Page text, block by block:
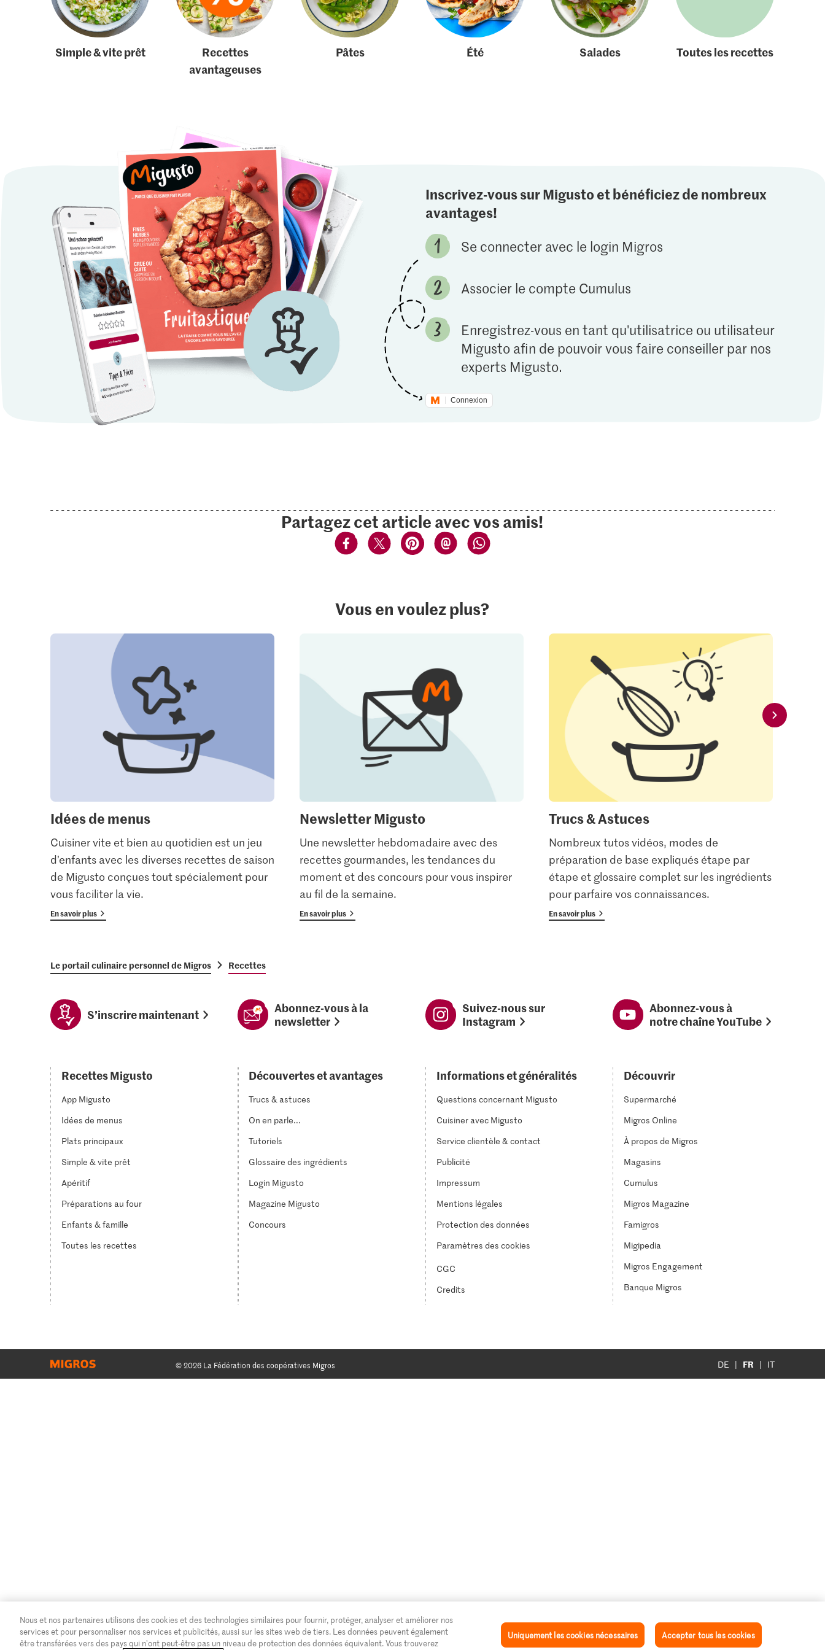
Simple & vite prêt
Recettes
avantageuses
Pâtes Été Salades Toutes les recettes
Inscrivez-vous sur Migusto et bénéficiez de nombreux
avantages!
Se connecter avec le login Migros
Associer le compte Cumulus
Enregistrez-vous en tant qu'utilisatrice ou utilisateur
Migusto afin de pouvoir vous faire conseiller par nos
experts Migusto.
Connexion
Partagez cet article avec vos amis!
Vous en voulez plus?
Idées de menus
Cuisiner vite et bien au quotidien est un jeu
d’enfants avec les diverses recettes de saison
de Migusto conçues tout spécialement pour
vous faciliter la vie.
En savoir plus
Newsletter Migusto
Une newsletter hebdomadaire avec des
recettes gourmandes, les tendances du
moment et des concours pour vous inspirer
au fil de la semaine.
En savoir plus
Trucs & Astuces
Nombreux tutos vidéos, modes de
préparation de base expliqués étape par
étape et glossaire complet sur les ingrédients
pour parfaire vos connaissances.
En savoir plus
Le portail culinaire personnel de Migros Recettes
S’inscrire maintenant
Abonnez-vous à la
newsletter
Suivez-nous sur
Instagram
Abonnez-vous à
notre chaîne YouTube
Recettes Migusto
App Migusto
Idées de menus
Plats principaux
Simple & vite prêt
Apéritif
Préparations au four
Enfants & famille
Toutes les recettes
Découvertes et avantages
Trucs & astuces
On en parle...
Tutoriels
Glossaire des ingrédients
Login Migusto
Magazine Migusto
Concours
Informations et généralités
Questions concernant Migusto
Cuisiner avec Migusto
Service clientèle & contact
Publicité
Impressum
Mentions légales
Protection des données
Paramètres des cookies
CGC
Credits
Découvrir
Supermarché
Migros Online
À propos de Migros
Magasins
Cumulus
Migros Magazine
Famigros
Migipedia
Migros Engagement
Banque Migros
© 2026 La Fédération des coopératives Migros DE FR IT
Nous et nos partenaires utilisons des cookies et des technologies similaires pour fournir, protéger, analyser et améliorer nos
services et pour personnaliser nos services et publicités, aussi sur les sites web de tiers. Les données peuvent également
être transférées vers des pays qui n'ont peut-être pas un niveau de protection des données équivalent. Vous trouverez
Uniquement les cookies nécessaires Accepter tous les cookies